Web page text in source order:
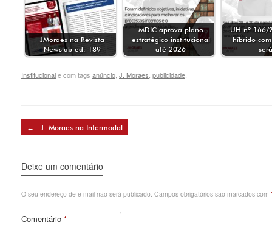
JMoraes na Revista
Newslab ed. 189
MDIC aprova plano
estratégico institucional
até 2026
UH nº 166/
híbrido
Institucionale com tags anúncio J. Moraes publicidade
Post navigation
← J. Moraes na Intermodal
Deixe um comentário
O seu endereço de e-mail não será publicado. Campos obrigatórios são marcados com
Comentário *